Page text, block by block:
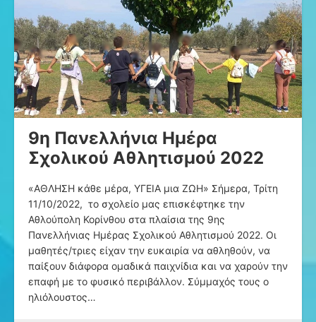
9η Πανελλήνια Ημέρα
Σχολικού Αθλητισμού 2022
«ΑΘΛΗΣΗ κάθε μέρα, ΥΓΕΙΑ μια ΖΩΗ» Σήμερα, Τρίτη
11/10/2022, το σχολείο μας επισκέφτηκε την
Αθλούπολη Κορίνθου στα πλαίσια της 9ης
Πανελλήνιας Ημέρας Σχολικού Αθλητισμού 2022. Οι
μαθητές/τριες είχαν την ευκαιρία να αθληθούν, να
παίξουν διάφορα ομαδικά παιχνίδια και να χαρούν την
επαφή με το φυσικό περιβάλλον. Σύμμαχός τους ο
ηλιόλουστος…